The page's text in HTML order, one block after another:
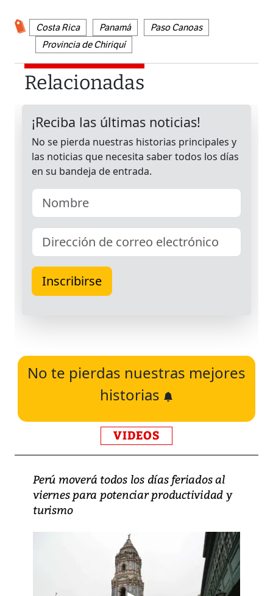
Costa Rica Panamá
Paso Canoas
Provincia de Chiriquí
Relacionadas
No te pierdas nuestras mejores
historias
VIDEOS
Perú moverá todos los días feriados al
viernes para potenciar productividad y
turismo